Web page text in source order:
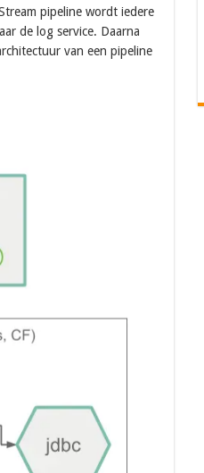
pipeline wordt iedere
de log service. Daarna
van een pipeline